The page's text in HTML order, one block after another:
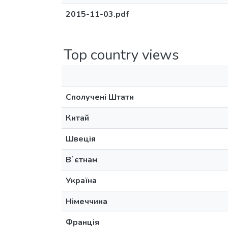
2015-11-03.pdf
Top country views
Сполучені Штати
Китай
Швеція
Вʼєтнам
Україна
Німеччина
Франція